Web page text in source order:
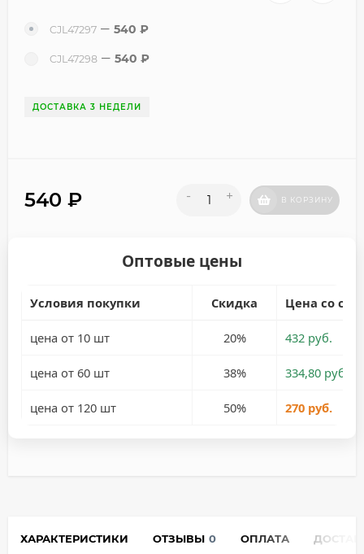
CJL47297 540 ₽
CJL47298 540 ₽
ДОСТАВКА 3 НЕДЕЛИ
540 ₽ - + В КОРЗИНУ
Оптовые цены
Условия покупки Скидка Цена со
цена от 10 шт 20% 432 руб.
цена от 60 шт 38% 334,80 руб.
цена от 120 шт 50% 270 руб.
ХАРАКТЕРИСТИКИ ОТЗЫВЫ 0 ОПЛАТА